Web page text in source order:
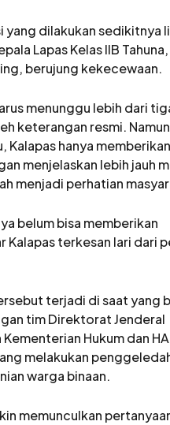
yang dilakukan sedikitnya
Lapas Kelas IIB
berujung kekecewaan.
menunggu lebih dari
keterangan resmi.
Kalapas hanya
menjelaskan lebih jauh
menjadi perhatian
belum bisa memberikan
Kalapas terkesan lari dari
terjadi di saat yang
tim Direktorat Jenderal
Hukum dan
melakukan
warga binaan.
memunculkan